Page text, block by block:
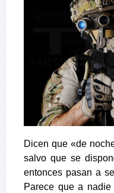
Dicen que «de
salvo que se
entonces pasan a
Parece que a